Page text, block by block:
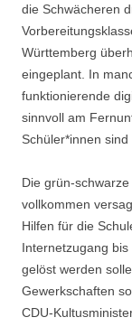
die Schwächeren
Württemberg
eingeplant. In
funktionierende
sinnvoll am
Schüler*innen sind
Die grün-
vollkommen
Hilfen für die
Internetzugang
gelöst werden
Gewerkschaften
CDU-